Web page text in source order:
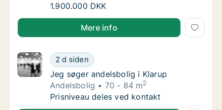
Jeg søger andelsbolig i Vesterbro,
1.900.000 DKK
Jeg søger andelsbolig i Vesterbro, Østerbro eller
Mere info
Jeg søger andelsbolig i Klarup
2 d siden
Jeg søger andelsbolig i Klarup
Jeg søger andelsbolig i Klarup
Andelsbolig
70 - 84 m2
Jeg søger andelsbolig i Klarup
Prisniveau deles ved kontakt